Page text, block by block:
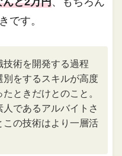
です。
技術を開発する過程
別をするスキルが高度
ときだけとのこと。
であるアルバイトさ
この技術はより一層活